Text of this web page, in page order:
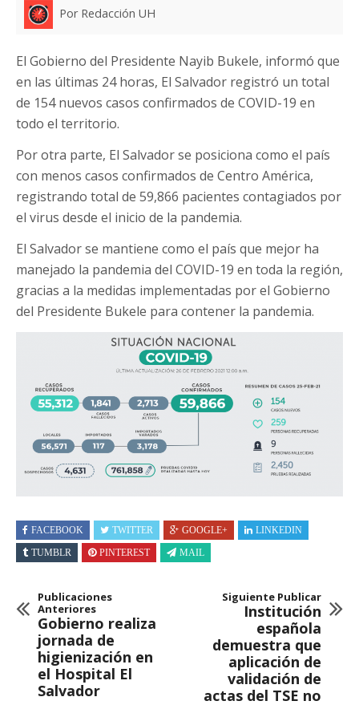
Por Redacción UH
El Gobierno del Presidente Nayib Bukele, informó que
en las últimas 24 horas, El Salvador registró un total
de 154 nuevos casos confirmados de COVID-19 en
todo el territorio.
Por otra parte, El Salvador se posiciona como el país
con menos casos confirmados de Centro América,
registrando total de 59,866 pacientes contagiados por
el virus desde el inicio de la pandemia.
El Salvador se mantiene como el país que mejor ha
manejado la pandemia del COVID-19 en toda la región,
gracias a la medidas implementadas por el Gobierno
del Presidente Bukele para contener la pandemia.
FACEBOOK TWITTER GOOGLE+
LINKEDIN
TUMBLR
PINTEREST MAIL
Publicaciones
Anteriores
Gobierno realiza
jornada de
higienización en
el Hospital El
Salvador
Siguiente Publicar
Institución
española
demuestra que
aplicación de
validación de
actas del TSE no